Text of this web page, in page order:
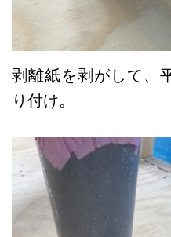
剥離紙を剥がして、
り付け。